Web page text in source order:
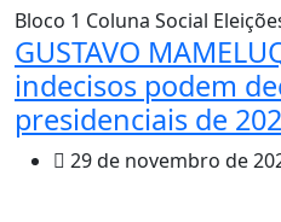
Bloco 1 Coluna Social
GUSTAVO
indecisos podem
presidenciais de
29 de novembro de